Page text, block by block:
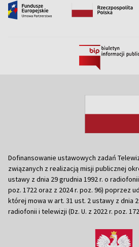
Dofinansowanie ustawowych zadań
związanych z realizacją misji publicznej
ustawy z dnia 29 grudnia 1992 r. o
poz. 1722 oraz z 2024 r. poz. 96) poprzez
której mowa w art. 31 ust. 2 ustawy z dnia
radiofonii i telewizji (Dz. U. z 2022 r. poz.